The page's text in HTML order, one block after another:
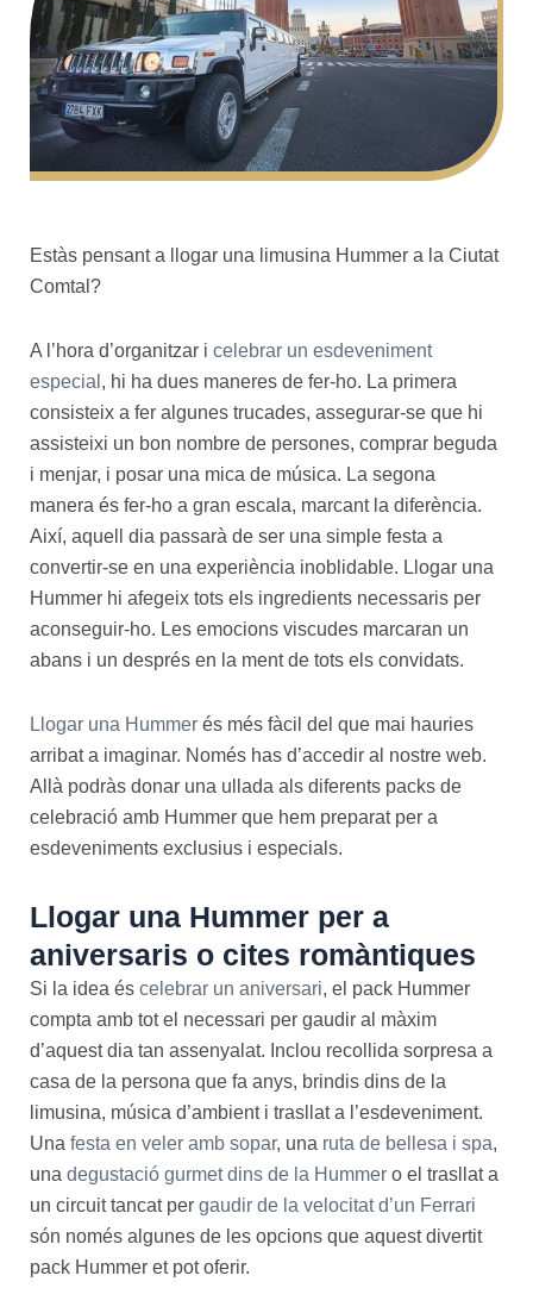
Estàs pensant a llogar una limusina Hummer a la Ciutat
Comtal?
A l’hora d’organitzar i celebrar un esdeveniment
especial , hi ha dues maneres de fer-ho. La primera
consisteix a fer algunes trucades, assegurar-se que hi
assisteixi un bon nombre de persones, comprar beguda
i menjar, i posar una mica de música. La segona
manera és fer-ho a gran escala, marcant la diferència.
Així, aquell dia passarà de ser una simple festa a
convertir-se en una experiència inoblidable. Llogar una
Hummer hi afegeix tots els ingredients necessaris per
aconseguir-ho. Les emocions viscudes marcaran un
abans i un després en la ment de tots els convidats.
Llogar una Hummer és més fàcil del que mai hauries
arribat a imaginar. Només has d’accedir al nostre web.
Allà podràs donar una ullada als diferents packs de
celebració amb Hummer que hem preparat per a
esdeveniments exclusius i especials.
Llogar una Hummer per a
aniversaris o cites romàntiques
Si la idea és celebrar un aniversari, el pack Hummer
compta amb tot el necessari per gaudir al màxim
d’aquest dia tan assenyalat. Inclou recollida sorpresa a
casa de la persona que fa anys, brindis dins de la
limusina, música d’ambient i trasllat a l’esdeveniment.
Una festa en veler amb sopar, una ruta de bellesa i spa,
una degustació gurmet dins de la Hummer o el trasllat a
un circuit tancat per gaudir de la velocitat d’un Ferrari
són només algunes de les opcions que aquest divertit
pack Hummer et pot oferir.